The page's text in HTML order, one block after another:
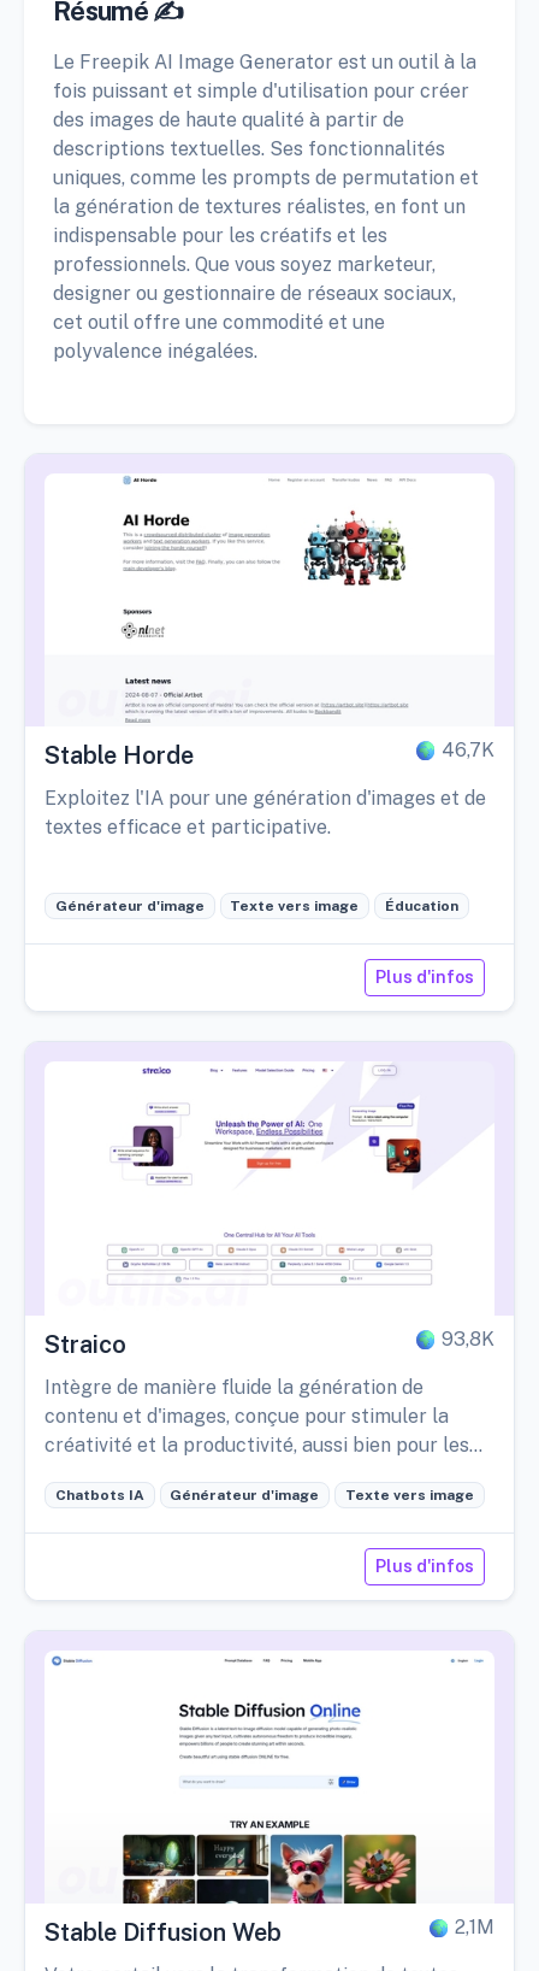
Résumé ✍️
Le Freepik AI Image Generator est un outil à la
fois puissant et simple d'utilisation pour créer
des images de haute qualité à partir de
descriptions textuelles. Ses fonctionnalités
uniques, comme les prompts de permutation et
la génération de textures réalistes, en font un
indispensable pour les créatifs et les
professionnels. Que vous soyez marketeur,
designer ou gestionnaire de réseaux sociaux,
cet outil offre une commodité et une
polyvalence inégalées.
Stable Horde 46,7K
Exploitez l'IA pour une génération d'images et de
textes efficace et participative.
Générateur d'image Texte vers image Éducation
Plus d'infos
Straico 93,8K
Intègre de manière fluide la génération de
contenu et d'images, conçue pour stimuler la
créativité et la productivité, aussi bien pour les
Chatbots IA Générateur d'image Texte vers image
Plus d'infos
Stable Diffusion Web 2,1M